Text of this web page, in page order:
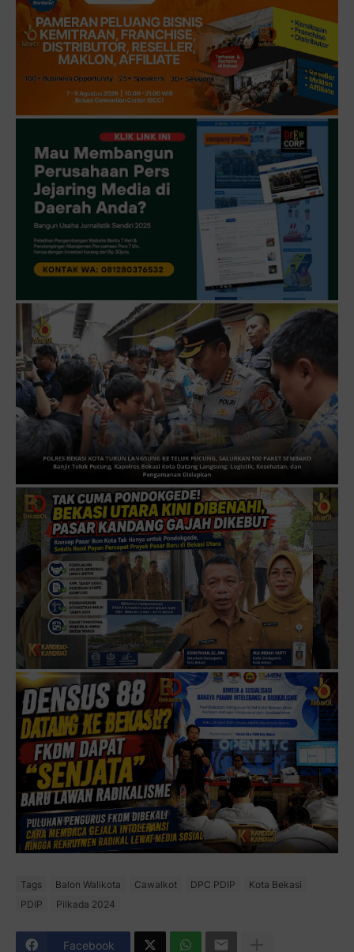
Tags Balon Walikota Cawalkot DPC PDIP
Kota Bekasi
PDIP
Pilkada 2024
Facebook